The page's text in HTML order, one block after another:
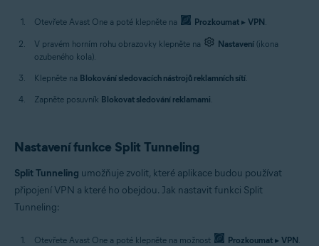
Otevřete Avast One a poté klepněte na Prozkoumat ▸ VPN.
V pravém horním rohu obrazovky klepněte na Nastavení (ikona
ozubeného kola).
Klepněte na Blokování sledovacích nástrojů reklamních sítí.
Zapněte posuvník Blokovat sledování reklamami.
Nastavení funkce Split Tunneling
Split Tunneling umožňuje zvolit, které aplikace budou používat
připojení VPN a které ho obejdou. Jak nastavit funkci Split
Tunneling:
Otevřete Avast One a poté klepněte na možnost Prozkoumat ▸ VPN.